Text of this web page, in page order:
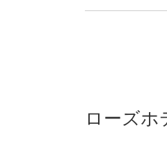
ローズ